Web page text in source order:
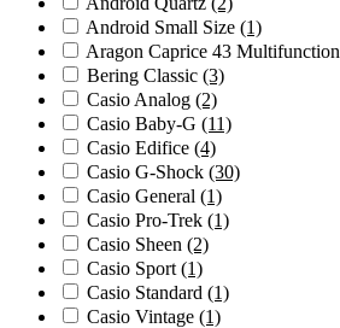
Android Small Size (1)
Aragon Caprice 43 Multifunction
Bering Classic (3)
Casio Analog (2)
Casio Baby-G (11)
Casio Edifice (4)
Casio G-Shock (30)
Casio General (1)
Casio Pro-Trek (1)
Casio Sheen (2)
Casio Sport (1)
Casio Standard (1)
Casio Vintage (1)